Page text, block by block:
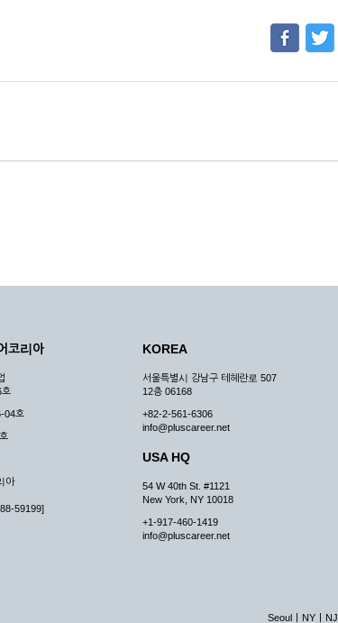
코리아
호
04호
아
59199]
KOREA
서울특별시 강남구 테헤란로 507
12층 06168
+82-2-561-6306
info@pluscareer.net
USA HQ
54 W 40th St. #1121
New York, NY 10018
+1-917-460-1419
info@pluscareer.net
Seoul NY NJ